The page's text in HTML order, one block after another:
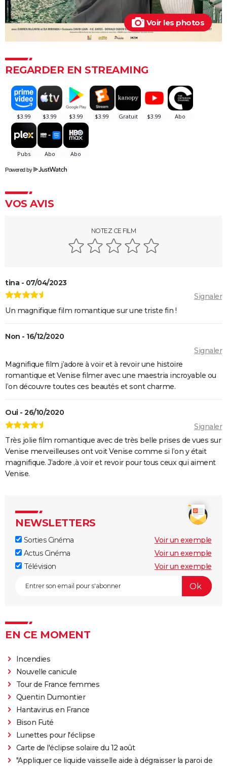
Voir les photos
REGARDER EN STREAMING
Powered by
VOS AVIS
NOTEZ CE FILM
tina - 07/04/2023
Signaler
Un magnifique film romantique sur une triste fin !
Non - 16/12/2020
Signaler
Magnifique film j’adore à voir et à revoir une histoire
romantique et Venise filmer avec une maestria incroyable ou
l’on découvre toutes ces beautés et sont charme.
Oui - 26/10/2020
Signaler
Très jolie film romantique avec de très belle prises de vues sur
Venise merveilleuses ont voit Venise comme si l’on y était
magnifique. J’adore ,à voir et revoir pour tous ceux qui aiment
Venise.
NEWSLETTERS
Sorties Cinéma
Voir un exemple
Actus Cinéma
Voir un exemple
Télévision
Voir un exemple
EN CE MOMENT
Incendies
Nouvelle canicule
Tour de France femmes
Quentin Dumontier
Hantavirus en France
Bison Futé
Lunettes pour l'éclipse
Carte de l'éclipse solaire du 12 août
"Appliquer ce liquide vaisselle aide à dégraisser la paroi de